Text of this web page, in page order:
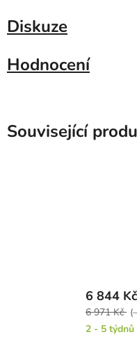
Diskuze
Hodnocení
Související
6 844 Kč
6 971 Kč
2 - 5 týdnů